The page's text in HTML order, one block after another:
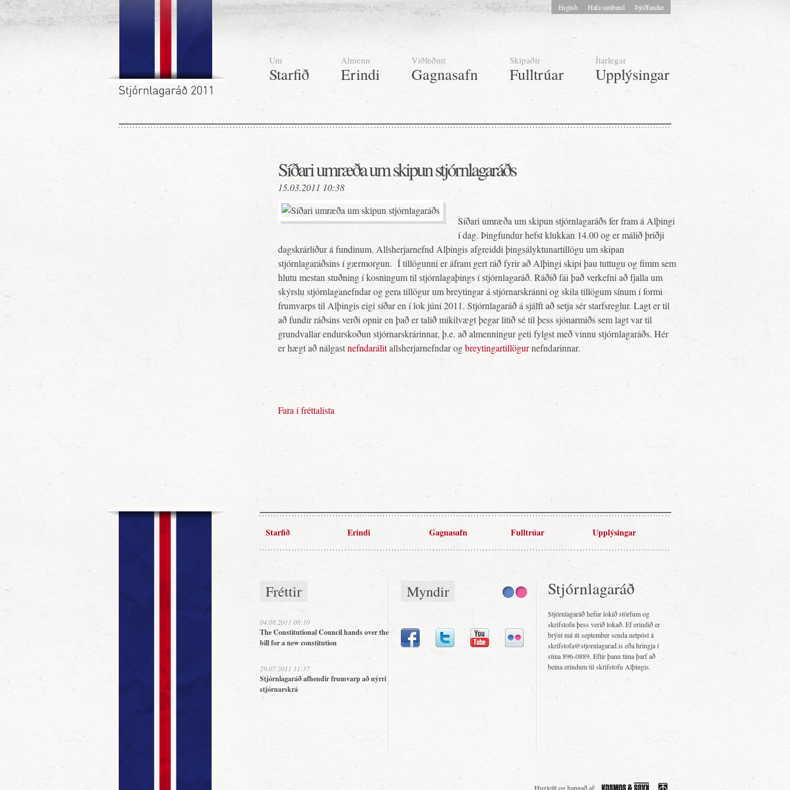
Um
Starfið
Almenn
Erindi
Víðfeðmt
Gagnasafn
Skipaðir
Fulltrúar
Ítarlegar
Upplýsingar
English Hafa samband Þjóðfundur
Síðari umræða um skipun stjórnlagaráðs
15.03.2011 10:38
Síðari umræða um skipun stjórnlagaráðs fer fram á Alþingi
í dag. Þingfundur hefst klukkan 14.00 og er málið þriðji
dagskrárliður á fundinum. Allsherjarnefnd Alþingis afgreiddi þingsályktunartillögu um skipan
stjórnlagaráðsins í gærmorgun. Í tillögunni er áfram gert ráð fyrir að Alþingi skipi þau tuttugu og fimm sem
hlutu mestan stuðning í kosningum til stjórnlagaþings í stjórnlagaráð. Ráðið fái það verkefni að fjalla um
skýrslu stjórnlaganefndar og gera tillögur um breytingar á stjórnarskránni og skila tillögum sínum í formi
frumvarps til Alþingis eigi síðar en í lok júní 2011. Stjórnlagaráð á sjálft að setja sér starfsreglur. Lagt er til
að fundir ráðsins verði opnir en það er talið mikilvægt þegar litið sé til þess sjónarmiðs sem lagt var til
grundvallar endurskoðun stjórnarskrárinnar, þ.e. að almenningur geti fylgst með vinnu stjórnlagaráðs. Hér
er hægt að nálgastnefndarálitallsherjarnefndar ogbreytingartillögurnefndarinnar.
Fara í fréttalista
Starfið Erindi Gagnasafn Fulltrúar Upplýsingar
Fréttir
04.08.2011 08:10
The Constitutional Council hands over the
bill for a new constitution
29.07.2011 11:37
Stjórnlagaráð afhendir frumvarp að nýrri
stjórnarskrá
Myndir Stjórnlagaráð
Stjórnlagaráð hefur lokið störfum og
skrifstofu þess verið lokað. Ef erindið er
brýnt má út september senda netpóst á
skrifstofa@stjornlagarad.is eða hringja í
síma 896-0889. Eftir þann tíma þarf að
beina erindum til skrifstofu Alþingis.
Hugleitt og hannað af: